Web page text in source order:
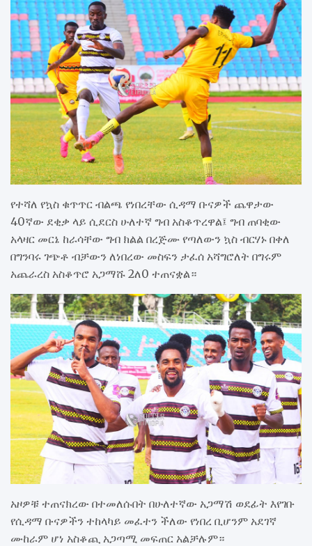
የተሻለ የኳስ ቁጥጥር ብልጫ የነበረቸው ሲዳማ ቡናዎች ጨዋታው
40ኛው ደቂቃ ላይ ሲደርስ ሁለተኛ ግብ አስቆጥረዋል፤ ግብ ጠባቂው
አላዛር መርኔ ከራሳቸው ግብ ክልል በረጅሙ የጣለውን ኳስ ብርሃኑ በቀለ
በግንባሩ ገጭቶ ብቻውን ለነበረው መስፍን ታፈሰ አሻግሮለት በግሩም
አጨራረስ አስቆጥሮ አጋማሹ 2ለ0 ተጠናቋል።
አዞዎቹ ተጠናክረው በተመለሱበት በሁለተኛው አጋማሽ ወደፊት እየገቡ
የሲዳማ ቡናዎችን ተከላካይ መፈተን ችለው የነበረ ቢሆንም አደገኛ
ሙከራም ሆነ አስቆጪ አጋጣሚ መፍጠር አልቻሉም።